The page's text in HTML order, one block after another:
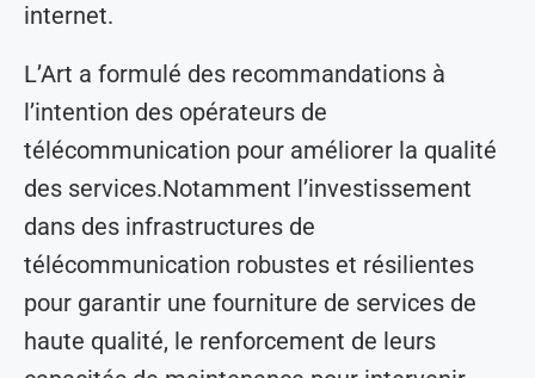
internet.
L’Art a formulé des recommandations à
l’intention des opérateurs de
télécommunication pour améliorer la qualité
des services.Notamment l’investissement
dans des infrastructures de
télécommunication robustes et résilientes
pour garantir une fourniture de services de
haute qualité, le renforcement de leurs